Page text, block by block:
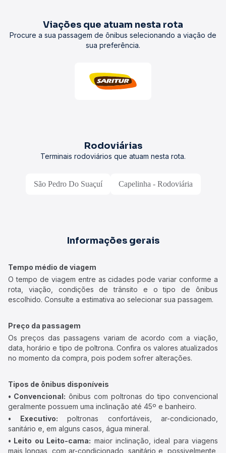
Viações que atuam nesta rota
Procure a sua passagem de ônibus selecionando a viação de
sua preferência.
Rodoviárias
Terminais rodoviários que atuam nesta rota.
São Pedro Do Suaçuí Capelinha - Rodoviária
Informações gerais
Tempo médio de viagem
O tempo de viagem entre as cidades pode variar conforme a
rota, viação, condições de trânsito e o tipo de ônibus
escolhido. Consulte a estimativa ao selecionar sua passagem.
Preço da passagem
Os preços das passagens variam de acordo com a viação,
data, horário e tipo de poltrona. Confira os valores atualizados
no momento da compra, pois podem sofrer alterações.
Tipos de ônibus disponíveis
• Convencional: ônibus com poltronas do tipo convencional
geralmente possuem uma inclinação até 45º e banheiro.
• Executivo: poltronas confortáveis, ar-condicionado,
sanitário e, em alguns casos, água mineral.
• Leito ou Leito-cama: maior inclinação, ideal para viagens
mais longas, com ar-condicionado, sanitário e, possivelmente,